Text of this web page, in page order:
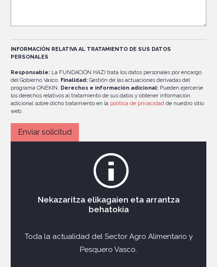
INFORMACIÓN RELATIVA AL TRATAMIENTO DE SUS DATOS
PERSONALES
Responsable: La FUNDACIÓN HAZI trata los datos personales por encargo
del Gobierno Vasco. Finalidad: Gestión de las actuaciones derivadas del
programa ONEKIN. Derechos e información adicional: Pueden ejercerse
los derechos relativos al tratamiento de sus datos y obtener información
adicional sobre dicho tratamiento en la política de privacidad de nuestro sitio
web.
Nekazaritza elikagaien eta arrantza
behatokia
Toda la actualidad del Sector Agro Alimentario y
Pesquero Vasco.